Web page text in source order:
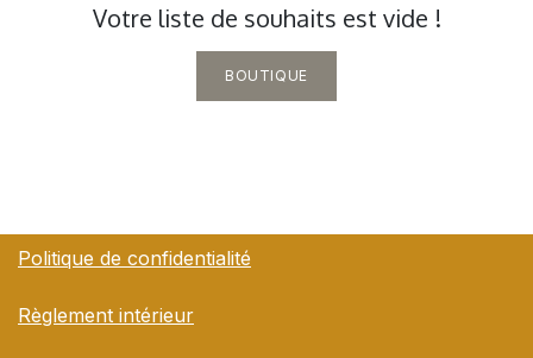
Votre liste de souhaits est vide !
BOUTIQUE
Politique de confidentialité
Règlement intérieur